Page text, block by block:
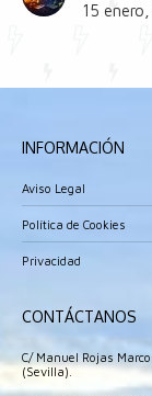
15
INFORMACIÓN
Aviso Legal
Política de Cookies
Privacidad
CONTÁCTANOS
C/ Manuel Rojas
(Sevilla).